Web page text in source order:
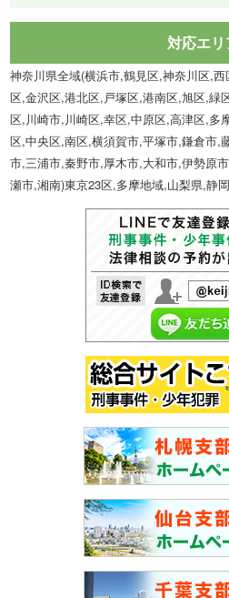
対応エリ
神奈川県全域(横浜市,鶴見区,神奈川区,
区,金沢区,港北区,戸塚区,港南区,旭区,緑
区,川崎市,川崎区,幸区,中原区,高津区,多
区,中央区,南区,横須賀市,平塚市,鎌倉市,
市,三浦市,秦野市,厚木市,大和市,伊勢原
瀬市,湘南)東京23区,多摩地域,山梨県,